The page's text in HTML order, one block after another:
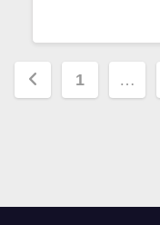
Paginación
1 …